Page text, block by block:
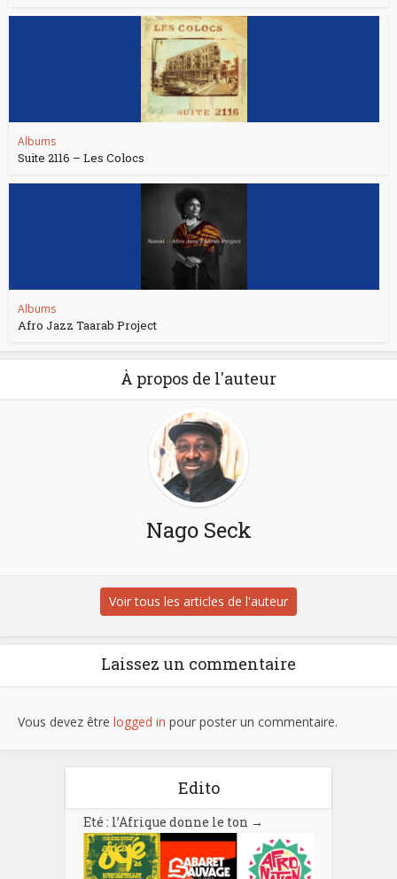
Albums
Suite 2116 – Les Colocs
Albums
Afro Jazz Taarab Project
À propos de l'auteur
Nago Seck
Voir tous les articles de l'auteur
Laissez un commentaire
Vous devez être logged in pour poster un commentaire.
Edito
Eté : l’Afrique donne le ton →